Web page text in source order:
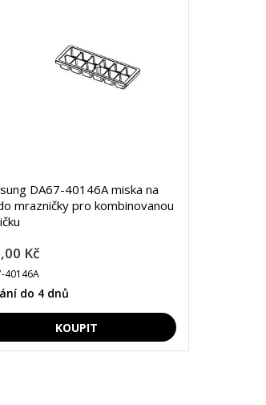
DA67-40146A miska na
mrazničky pro kombinovanou
Kč
40146A
do 4 dnů